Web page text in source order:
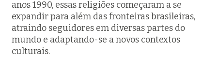
anos 1990, essas religiões começaram a se
expandir para além das fronteiras brasileiras,
atraindo seguidores em diversas partes do
mundo e adaptando-se a novos contextos
culturais.